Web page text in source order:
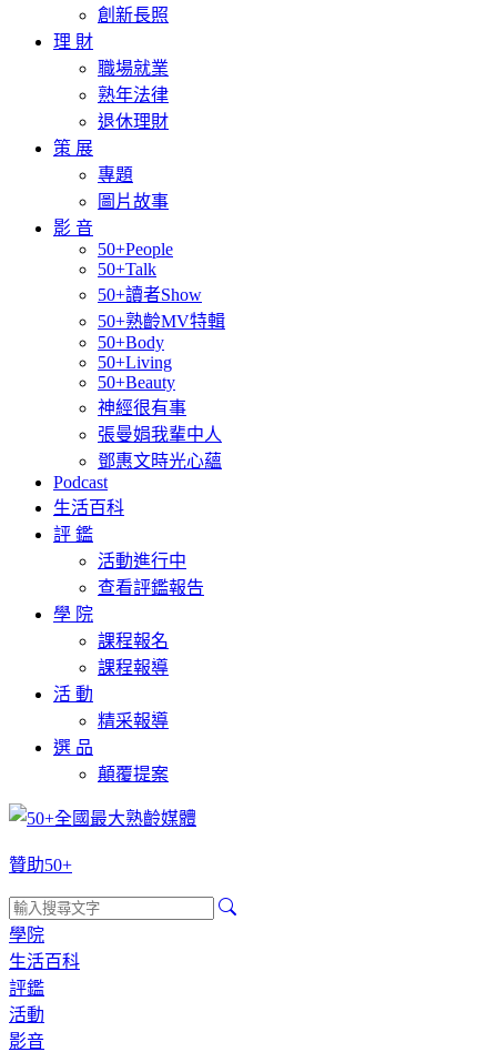
創新長照
理 財
職場就業
熟年法律
退休理財
策 展
專題
圖片故事
影 音
50+People
50+Talk
50+讀者Show
50+熟齡MV特輯
50+Body
50+Living
50+Beauty
神經很有事
張曼娟我輩中人
鄧惠文時光心蘊
Podcast
生活百科
評 鑑
活動進行中
查看評鑑報告
學 院
課程報名
課程報導
活 動
精采報導
選 品
顛覆提案
贊助50+
學院
生活百科
評鑑
活動
影音